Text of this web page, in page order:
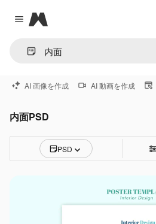
Close menu
Magnific
AI 画像を作成 AI 動画を作成
内面PSD
PSD